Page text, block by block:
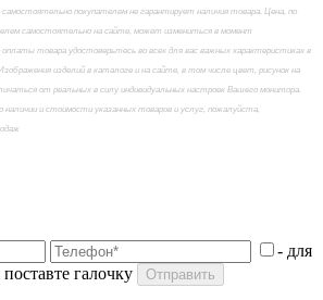
покупателем не гарантирует наличия товара. Цена, по
самостоятельно на сайте, может измениться в момент
товара удостоверьтесь во всех для вас важных характеристиках в
изделий в каталоге и на сайте, в том числе цвет, рисунок на
от реальных в силу индивидуальных настроек Вашего монитора.
наличии и стоимости указанных товаров и услуг, пожалуйста,
- для
галочку